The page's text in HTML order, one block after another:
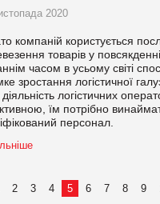
2020
компаній користується
товарів у
часом в усьому світі
зростання логістичної
логістичних
їм потрібно
персонал.
2 3 4 5 6 7 8 9